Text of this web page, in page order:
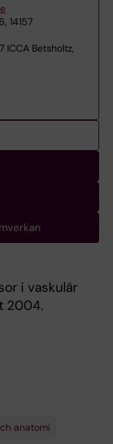
14157
ICCA Betsholtz,
i vaskulär
2004.
anatomi